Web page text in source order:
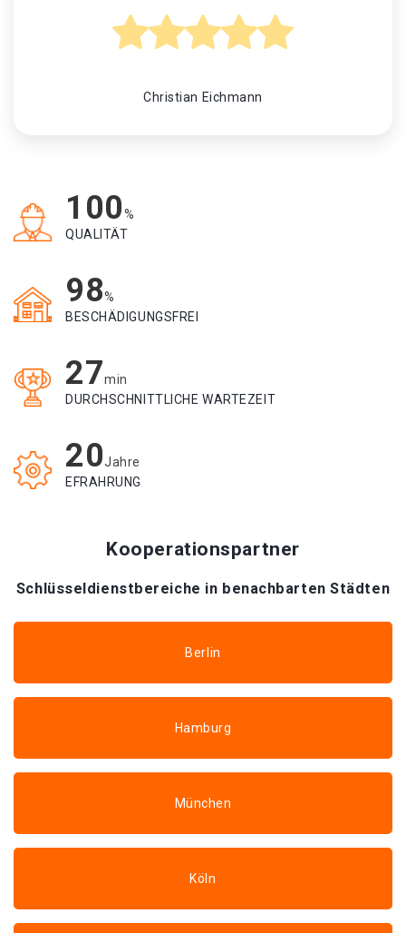
Christian Eichmann
100%
QUALITÄT
98%
BESCHÄDIGUNGSFREI
27min
DURCHSCHNITTLICHE WARTEZEIT
20Jahre
EFRAHRUNG
Kooperationspartner
Schlüsseldienstbereiche in benachbarten Städten
Berlin
Hamburg
München
Köln